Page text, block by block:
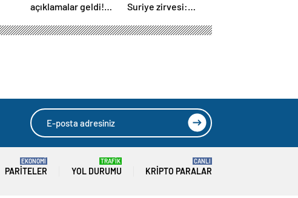
açıklamalar geldi!
Ukrayna
Suriye zirvesi:
Erdoğan Trump,
PARITELER
EKONOMİ
YOL DURUMU
TRAFİK
KRIPTO PARALAR
CANLI